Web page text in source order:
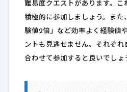
難易度クエストがあります。こ
積極的に参加しましょう。また
験値2倍」など効率よく経験値
ントも見逃せません。それぞ
合わせて参加すると良いでしょ